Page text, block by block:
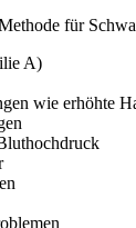
für
wie erhöhte